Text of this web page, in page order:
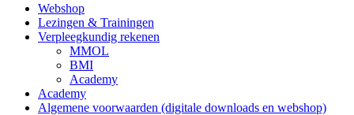
Webshop
Lezingen & Trainingen
Verpleegkundig rekenen
MMOL
BMI
Academy
Academy
Algemene voorwaarden (digitale downloads en webshop)